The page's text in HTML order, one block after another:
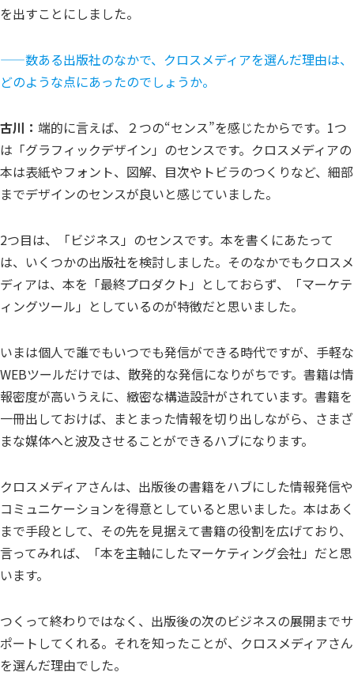
を出すことにしました。
——数ある出版社のなかで、クロスメディアを選んだ理由は、
どのような点にあったのでしょうか。
古川： 端的に言えば、２つの“センス”を感じたからです。1つ
は「グラフィックデザイン」のセンスです。クロスメディアの
本は表紙やフォント、図解、目次やトビラのつくりなど、細部
までデザインのセンスが良いと感じていました。
2つ目は、「ビジネス」のセンスです。本を書くにあたって
は、いくつかの出版社を検討しました。そのなかでもクロスメ
ディアは、本を「最終プロダクト」としておらず、「マーケテ
ィングツール」としているのが特徴だと思いました。
いまは個人で誰でもいつでも発信ができる時代ですが、手軽な
WEBツールだけでは、散発的な発信になりがちです。書籍は情
報密度が高いうえに、緻密な構造設計がされています。書籍を
一冊出しておけば、まとまった情報を切り出しながら、さまざ
まな媒体へと波及させることができるハブになります。
クロスメディアさんは、出版後の書籍をハブにした情報発信や
コミュニケーションを得意としていると思いました。本はあく
まで手段として、その先を見据えて書籍の役割を広げており、
言ってみれば、「本を主軸にしたマーケティング会社」だと思
います。
つくって終わりではなく、出版後の次のビジネスの展開までサ
ポートしてくれる。それを知ったことが、クロスメディアさん
を選んだ理由でした。